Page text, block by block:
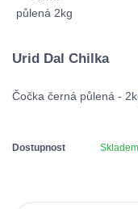
Urid Dal Chilka
Čočka černá půlená -
Dostupnost Skladem